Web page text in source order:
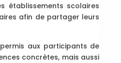
établissements scolaires
afin de partager leurs
aux participants de
concrètes, mais aussi